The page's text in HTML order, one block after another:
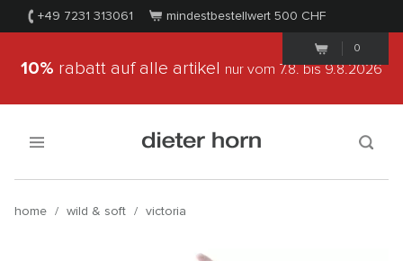
+49 7231 313061 mindestbestellwert 500 CHF
0
10% rabatt auf alle artikel nur vom 7.8.bis 9.8.2026
home / wild & soft / victoria